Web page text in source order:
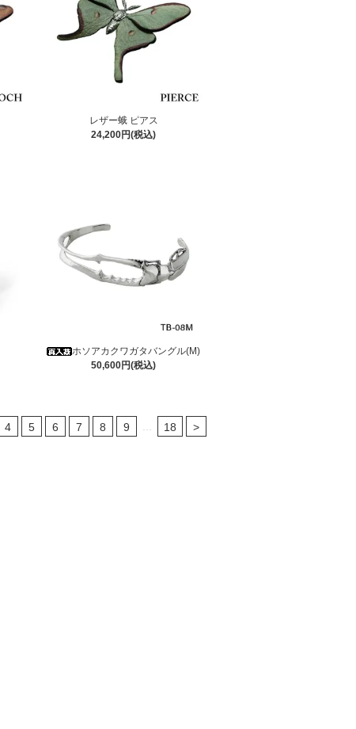
レザー蛾 ピアス
24,200円(税込)
ホソアカクワガタバングル(M)
50,600円(税込)
4 5 6 7 8 9 18 >